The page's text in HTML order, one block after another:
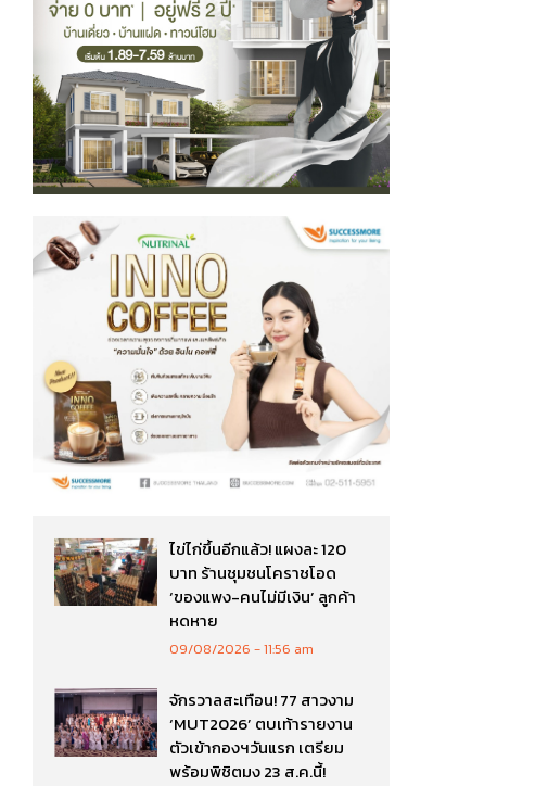
ไข่ไก่ขึ้นอีกแล้ว! แผงละ 120
บาท ร้านชุมชนโคราชโอด
‘ของแพง-คนไม่มีเงิน’ ลูกค้า
หดหาย
09/08/2026 11:56 am
จักรวาลสะเทือน! 77 สาวงาม
‘MUT2026’ ตบเท้ารายงาน
ตัวเข้ากองฯวันแรก เตรียม
พร้อมพิชิตมง 23 ส.ค.นี้!